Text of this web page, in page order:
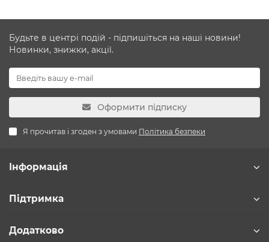
Будьте в центрі подій - підпишіться на наші новини!
Новинки, знижки, акції.
Оформити підписку
Я прочитав і згоден з умовами Політика безпеки
Інформація
Підтримка
Додатково